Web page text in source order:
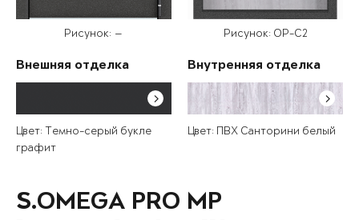
Рисунок: —
Внешняя отделка
Цвет: Темно-серый букле
графит
Рисунок: OP-C2
Внутренняя отделка
Цвет: ПВХ Санторини белый
S.OMEGA PRO MP